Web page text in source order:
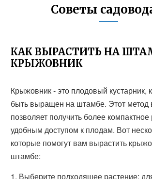
Советы
КАК ВЫРАСТИТЬ НА
КРЫЖОВНИК
Крыжовник - это плодовый кустарник,
быть выращен на штамбе. Этот
позволяет получить более компактное
удобным доступом к плодам. Вот
которые помогут вам вырастить
штамбе:
1. Выберите подходящее растение: